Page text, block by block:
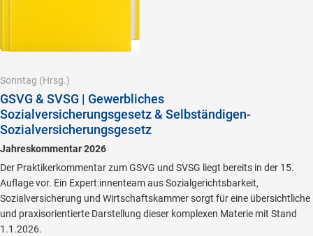
Sonntag (Hrsg.)
GSVG & SVSG | Gewerbliches
Sozialversicherungsgesetz & Selbständigen-
Sozialversicherungsgesetz
Jahreskommentar 2026
Der Praktikerkommentar zum GSVG und SVSG liegt bereits in der 15.
Auflage vor. Ein Expert:innenteam aus Sozialgerichtsbarkeit,
Sozialversicherung und Wirtschaftskammer sorgt für eine übersichtliche
und praxisorientierte Darstellung dieser komplexen Materie mit Stand
1.1.2026.